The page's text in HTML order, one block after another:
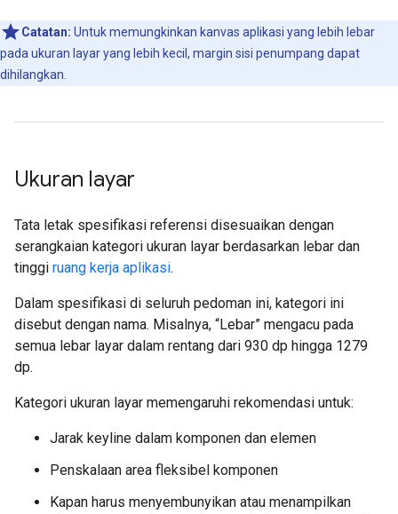
Catatan: Untuk memungkinkan kanvas aplikasi yang lebih lebar
pada ukuran layar yang lebih kecil, margin sisi penumpang dapat
dihilangkan.
Ukuran layar
Tata letak spesifikasi referensi disesuaikan dengan
serangkaian kategori ukuran layar berdasarkan lebar dan
tinggi ruang kerja aplikasi.
Dalam spesifikasi di seluruh pedoman ini, kategori ini
disebut dengan nama. Misalnya, “Lebar” mengacu pada
semua lebar layar dalam rentang dari 930 dp hingga 1279
dp.
Kategori ukuran layar memengaruhi rekomendasi untuk:
Jarak keyline dalam komponen dan elemen
Penskalaan area fleksibel komponen
Kapan harus menyembunyikan atau menampilkan